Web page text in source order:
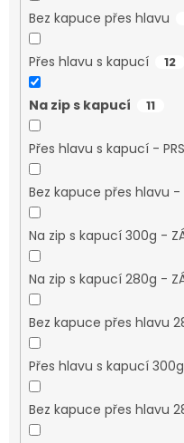
Bez kapuce přes hlavu
Přes hlavu s kapucí 12
Na zip s kapucí 11
Přes hlavu s kapucí -
Bez kapuce přes hlavu -
Na zip s kapucí 300g -
Na zip s kapucí 280g -
Bez kapuce přes hlavu
Přes hlavu s kapucí 300g
Bez kapuce přes hlavu